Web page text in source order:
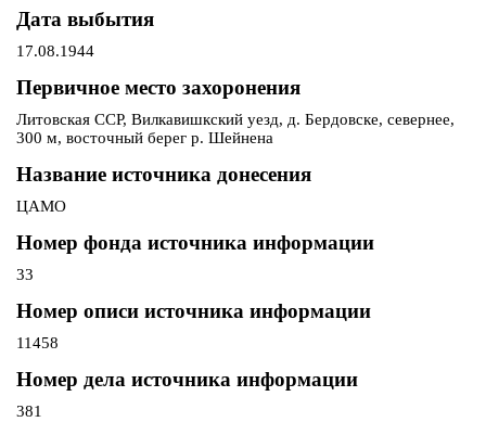
Дата выбытия
17.08.1944
Первичное место захоронения
Литовская ССР, Вилкавишкский уезд, д. Бердовске, севернее,
300 м, восточный берег р. Шейнена
Название источника донесения
ЦАМО
Номер фонда источника информации
33
Номер описи источника информации
11458
Номер дела источника информации
381